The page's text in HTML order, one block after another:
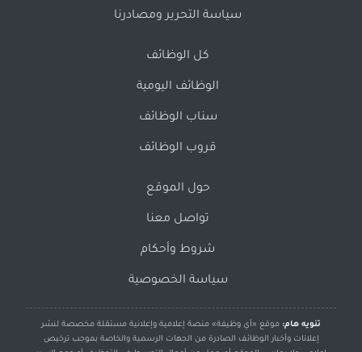
سياسة التحرير ومصادرنا
كل الوظائف
الوظائف اليومية
سناب الوظائف
قروب الوظائف
حول الموقع
تواصل معنا
شروط وأحكام
سياسة الخصوصية
تنويه هام: موقع «أي وظيفة» منصة إعلامية وإعلانية مستقلة مخصصة لنشر
إعلانات وأخبار الوظائف الصادرة من الجهات الرسمية والخاصة بموجب ترخيص